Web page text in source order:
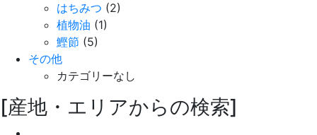
はちみつ (2)
植物油 (1)
鰹節 (5)
その他
カテゴリーなし
[産地・エリアからの検索]